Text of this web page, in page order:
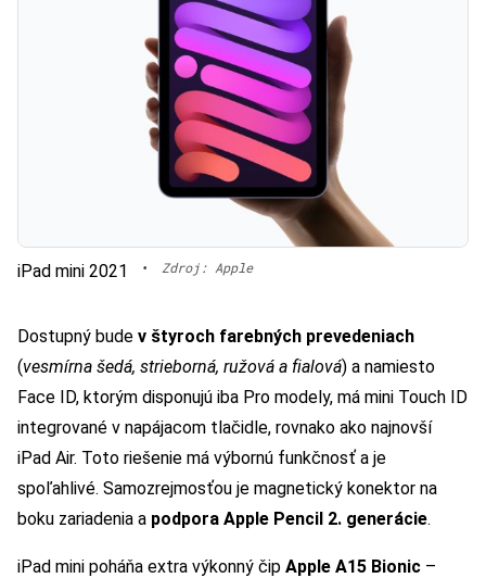
iPad mini 2021 • Zdroj: Apple
Dostupný bude v štyroch farebných prevedeniach
(vesmírna šedá, strieborná, ružová a fialová) a namiesto
Face ID, ktorým disponujú iba Pro modely, má mini Touch ID
integrované v napájacom tlačidle, rovnako ako najnovší
iPad Air. Toto riešenie má výbornú funkčnosť a je
spoľahlivé. Samozrejmosťou je magnetický konektor na
boku zariadenia a podpora Apple Pencil 2. generácie.
iPad mini poháňa extra výkonný čip Apple A15 Bionic –